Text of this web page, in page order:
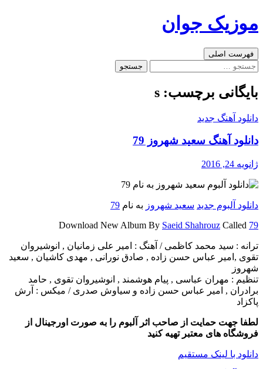
به
موزیک جوان
جست‌وجو
فهرست اصلی
جستجو
بایگانی برچسب: s
دانلود آهنگ جدید
دانلود آهنگ سعید شهروز 79
ژانویه 24, 2016
دانلود آلبوم جدید سعید شهروز به نام 79
Download New Album By Saeid Shahrouz Called 79
ترانه : سید محمد کاظمی / آهنگ : امیر علی زمانیان , انوشیروان
تقوی ,امیر عباس حسن زاده , صادق نورانی , مهدی کاشیان , سعید
شهروز
تنظیم : مهران عباسی , پیام هوشمند , انوشیروان تقوی , حامد
برادران , امیر عباس حسن زاده و سیاوش صدری / میکس : آرش
پاکزاد
لطفا جهت حمایت از صاحب اثر آلبوم را به صورت اورجینال از
فروشگاه های معتبر تهیه کنید
دانلود با لینک مستقیم